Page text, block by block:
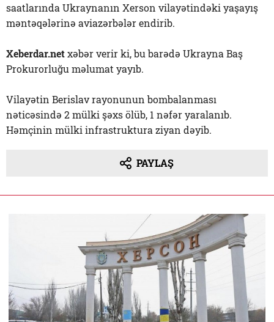
saatlarında Ukraynanın Xerson vilayətindəki yaşayış
məntəqələrinə aviazərbələr endirib.
Xeberdar.netxəbər verir ki, bu barədə Ukrayna Baş
Prokurorluğu məlumat yayıb.
Vilayətin Berislav rayonunun bombalanması
nəticəsində 2 mülki şəxs ölüb, 1 nəfər yaralanıb.
Həmçinin mülki infrastruktura ziyan dəyib.
PAYLAŞ